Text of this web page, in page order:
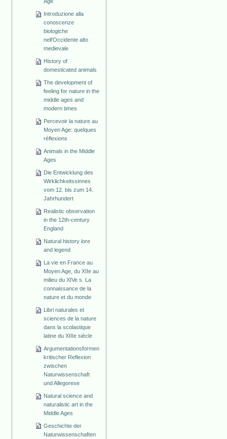
Introduzione alla
conoscenze
biologiche
nell'Occidente alto
medievale
History of
domesticated animals
The development of
feeling for nature in the
middle ages and
modern times
Percevoir la nature au
Moyen Age: quelques
réflexions
Animals in the Middle
Ages
Die Entwicklung des
Wirklichkeitssinnes
vom 12. bis zum 14.
Jahrhundert
Realistic observation
in the 12th-century
England
Natural history lore
and legend
La vie en France au
Moyen Age, du XIIe au
milieu du XIVe s. La
connaissance de la
nature et du monde
Libri naturales et
sciences de la nature
dans la scolastique
latine du XIIIe siècle
Argumentationsformen
kritischer Reflexion
zwischen
Naturwissenschaft
und Allegorese
Natural science and
naturalistic art in the
Middle Ages
Geschichte der
Naturwissenschaften